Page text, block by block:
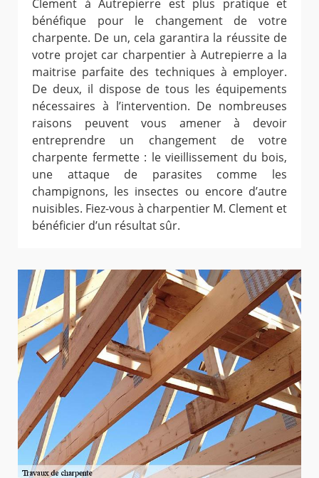
Clement à Autrepierre est plus pratique et
bénéfique pour le changement de votre
charpente. De un, cela garantira la réussite de
votre projet car charpentier à Autrepierre a la
maitrise parfaite des techniques à employer.
De deux, il dispose de tous les équipements
nécessaires à l’intervention. De nombreuses
raisons peuvent vous amener à devoir
entreprendre un changement de votre
charpente fermette : le vieillissement du bois,
une attaque de parasites comme les
champignons, les insectes ou encore d’autre
nuisibles. Fiez-vous à charpentier M. Clement et
bénéficier d’un résultat sûr.